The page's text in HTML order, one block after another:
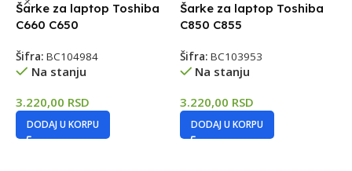
Šarke za laptop Toshiba
C660 C650
Šifra: BC104984
Na stanju
3.220,00 RSD
DODAJ U KORPU
Šarke za laptop Toshiba
C850 C855
Šifra: BC103953
Na stanju
3.220,00 RSD
DODAJ U KORPU